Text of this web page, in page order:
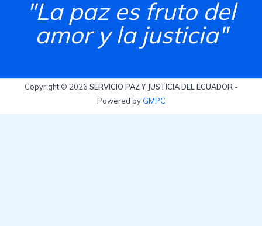
"La paz es fruto del
amor y la justicia"
Copyright © 2026 SERVICIO PAZ Y JUSTICIA DEL ECUADOR -
Powered by GMPC